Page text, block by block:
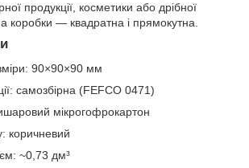
продукції, косметики або дрібної
коробки — квадратна і прямокутна.
90×90×90 мм
самозбірна (FEFCO 0471)
мікрогофрокартон
коричневий
~0,73 дм³